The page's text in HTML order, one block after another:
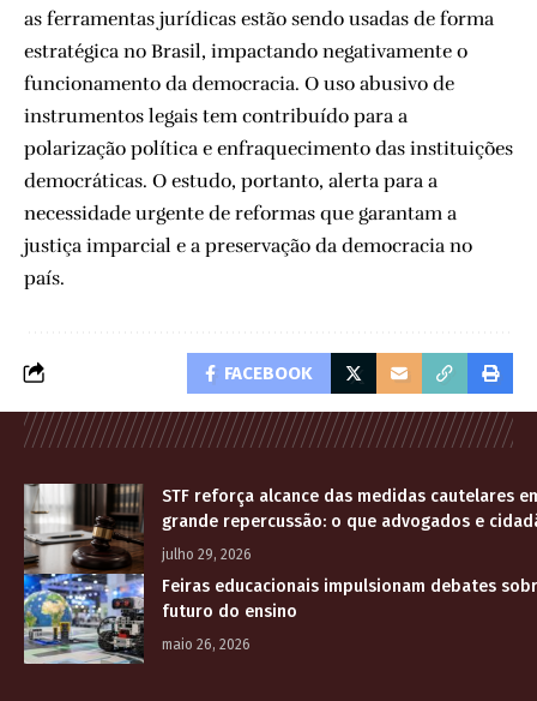
as ferramentas jurídicas estão sendo usadas de forma
estratégica no Brasil, impactando negativamente o
funcionamento da democracia. O uso abusivo de
instrumentos legais tem contribuído para a
polarização política e enfraquecimento das instituições
democráticas. O estudo, portanto, alerta para a
necessidade urgente de reformas que garantam a
justiça imparcial e a preservação da democracia no
país.
FACEBOOK
STF reforça alcance das medidas cautelares
grande repercussão: o que advogados e
julho 29, 2026
Feiras educacionais impulsionam debates
futuro do ensino
maio 26, 2026